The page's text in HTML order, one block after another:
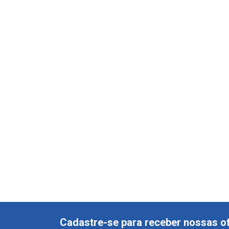
Cadastre-se para receber nossas